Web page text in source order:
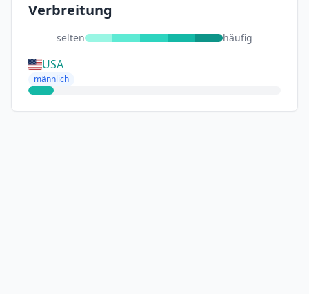
Verbreitung
selten häufig
USA
männlich